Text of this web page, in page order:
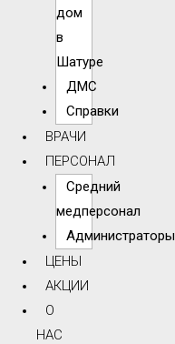
дом
в
Шатуре
ДМС
Справки
ВРАЧИ
ПЕРСОНАЛ
Средний
медперсонал
Администраторы
ЦЕНЫ
АКЦИИ
О
НАС